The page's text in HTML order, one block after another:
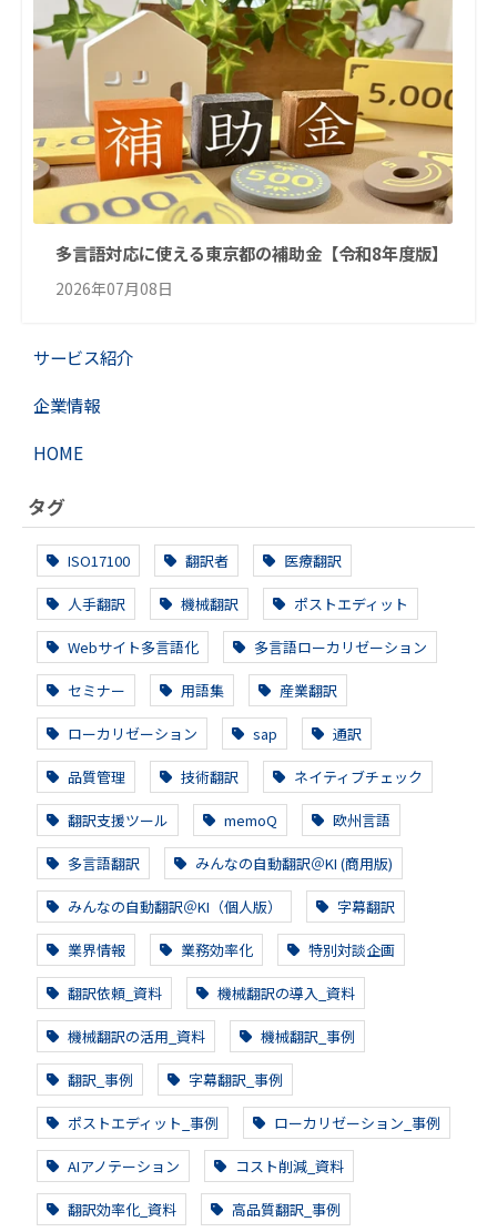
多言語対応に使える東京都の補助金【令和8年度版】
2026年07月08日
サービス紹介
企業情報
HOME
タグ
ISO17100 翻訳者 医療翻訳
人手翻訳 機械翻訳 ポストエディット
Webサイト多言語化 多言語ローカリゼーション
セミナー 用語集 産業翻訳
ローカリゼーション sap 通訳
品質管理 技術翻訳 ネイティブチェック
翻訳支援ツール memoQ 欧州言語
多言語翻訳 みんなの自動翻訳＠KI (商用版)
みんなの自動翻訳＠KI（個人版） 字幕翻訳
業界情報 業務効率化 特別対談企画
翻訳依頼_資料 機械翻訳の導入_資料
機械翻訳の活用_資料 機械翻訳_事例
翻訳_事例 字幕翻訳_事例
ポストエディット_事例 ローカリゼーション_事例
AIアノテーション コスト削減_資料
翻訳効率化_資料 高品質翻訳_事例